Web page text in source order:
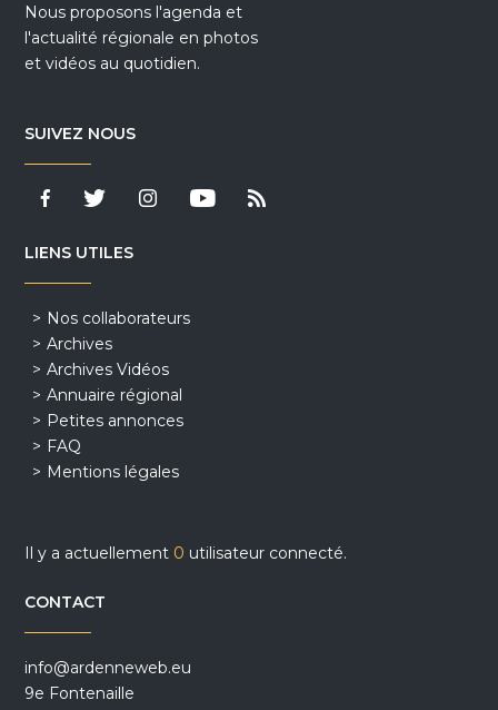
Nous proposons l'agenda et
l'actualité régionale en photos
et vidéos au quotidien.
SUIVEZ NOUS
LIENS UTILES
Nos collaborateurs
Archives
Archives Vidéos
Annuaire régional
Petites annonces
FAQ
Mentions légales
Il y a actuellement 0 utilisateur connecté.
CONTACT
info@ardenneweb.eu
9e Fontenaille